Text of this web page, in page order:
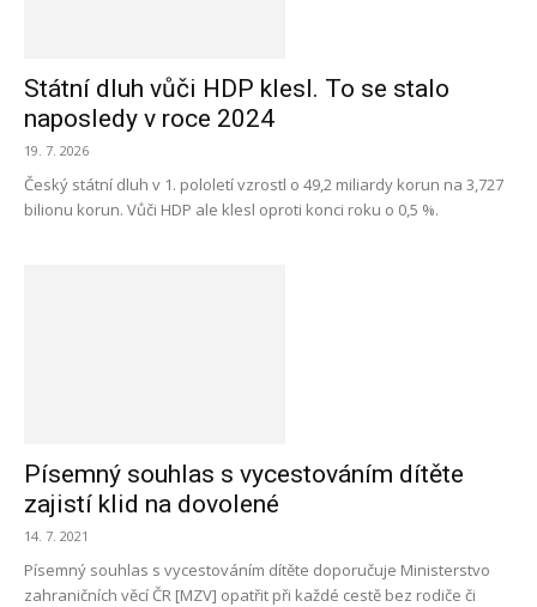
Státní dluh vůči HDP klesl. To se stalo
naposledy v roce 2024
19. 7. 2026
Český státní dluh v 1. pololetí vzrostl o 49,2 miliardy korun na 3,727
bilionu korun. Vůči HDP ale klesl oproti konci roku o 0,5 %.
Písemný souhlas s vycestováním dítěte
zajistí klid na dovolené
14. 7. 2021
Písemný souhlas s vycestováním dítěte doporučuje Ministerstvo
zahraničních věcí ČR [MZV] opatřit při každé cestě bez rodiče či